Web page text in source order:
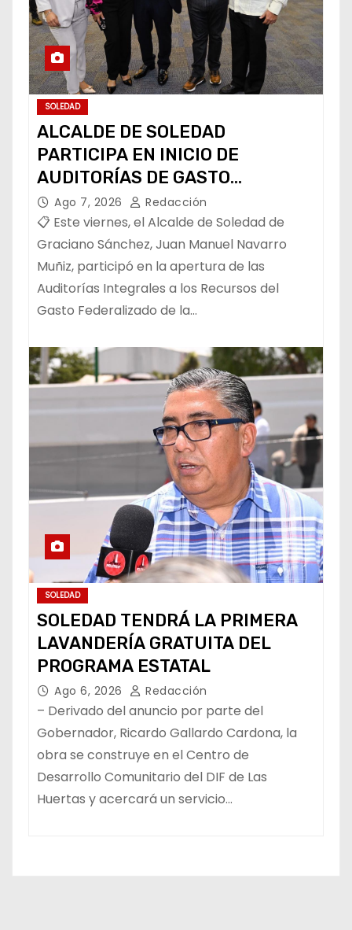
SOLEDAD
ALCALDE DE SOLEDAD
PARTICIPA EN INICIO DE
AUDITORÍAS DE GASTO
FEDERALIZADO 📝
Ago 7, 2026 Redacción
📋 Este viernes, el Alcalde de Soledad de
Graciano Sánchez, Juan Manuel Navarro
Muñiz, participó en la apertura de las
Auditorías Integrales a los Recursos del
Gasto Federalizado de la…
SOLEDAD
SOLEDAD TENDRÁ LA PRIMERA
LAVANDERÍA GRATUITA DEL
PROGRAMA ESTATAL
Ago 6, 2026 Redacción
– Derivado del anuncio por parte del
Gobernador, Ricardo Gallardo Cardona, la
obra se construye en el Centro de
Desarrollo Comunitario del DIF de Las
Huertas y acercará un servicio…